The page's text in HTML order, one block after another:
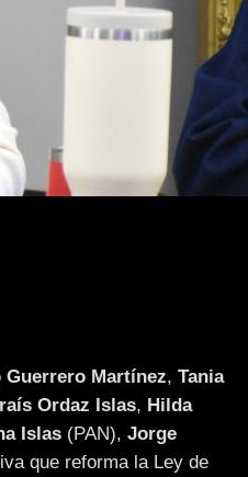
Guerrero Martínez, Tania
Ordaz Islas, Hilda
Islas (PAN), Jorge
que reforma la Ley de